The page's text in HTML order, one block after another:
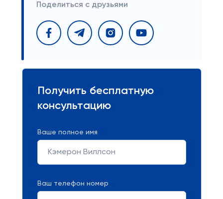
Поделиться с друзьями
Получить бесплатную
консультацию
Ваше полное имя
Ваш телефон номер